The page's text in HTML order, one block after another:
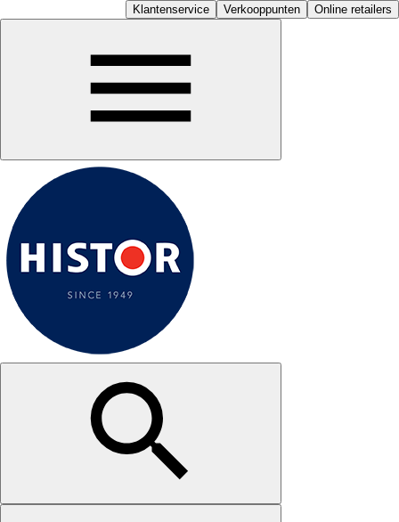
Klantenservice Verkooppunten Online retailers